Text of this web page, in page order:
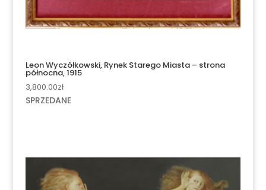
Leon Wyczółkowski, Rynek Starego Miasta – strona
północna, 1915
3,800.00zł
SPRZEDANE